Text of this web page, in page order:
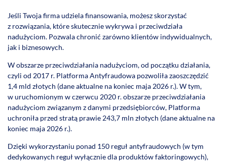
Jeśli Twoja firma udziela finansowania, możesz skorzystać
z rozwiązania, które skutecznie wykrywa i przeciwdziała
nadużyciom. Pozwala chronić zarówno klientów indywidualnych,
jak i biznesowych.
W obszarze przeciwdziałania nadużyciom, od początku działania,
czyli od 2017 r. Platforma Antyfraudowa pozwoliła zaoszczędzić
1,4 mld złotych (dane aktualne na koniec maja 2026 r.). W tym,
w uruchomionym w czerwcu 2020 r. obszarze przeciwdziałania
nadużyciom związanym z danymi przedsiębiorców, Platforma
uchroniła przed stratą prawie 243,7 mln złotych (dane aktualne na
koniec maja 2026 r.).
Dzięki wykorzystaniu ponad 150 reguł antyfraudowych (w tym
dedykowanych reguł wyłącznie dla produktów faktoringowych),